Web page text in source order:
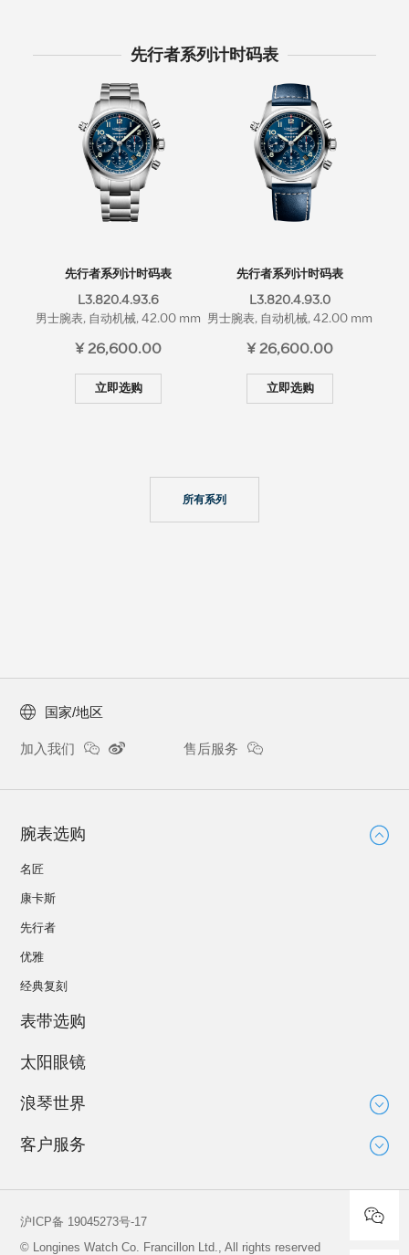
先行者系列计时码表
先行者系列计时码表
L3.820.4.93.6
男士腕表, 自动机械, 42.00 mm
¥ 26,600.00
立即选购
先行者系列计时码表
L3.820.4.93.0
男士腕表, 自动机械, 42.00 mm
¥ 26,600.00
立即选购
所有系列
国家/地区
加入我们 售后服务
腕表选购
名匠
康卡斯
先行者
优雅
经典复刻
表带选购
太阳眼镜
浪琴世界
大使
客户服务
沪ICP备 19045273号-17
© Longines Watch Co. Francillon Ltd., All rights reserved